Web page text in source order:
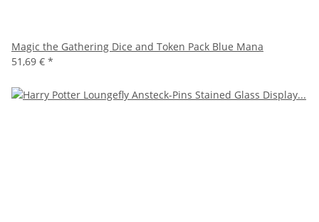
Magic the Gathering Dice and Token Pack Blue Mana
51,69 € *